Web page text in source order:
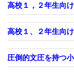
高校１，２年生向
高校１、２年生向
圧倒的文圧を持つ